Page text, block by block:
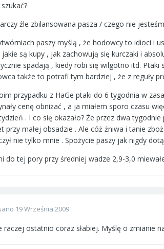
źle zbilansowana pasza / czego nie
paszy myślą , że hodowcy to idioci i
jakie są kupy , jak zachowują się kurczaki i
spadają , kiedy robi się wilgotno itd.
także to potrafi tym bardziej , że z reguły
przypadku z HaGe ptaki do 6 tygodnia w
cenę obniżać , a ja miałem sporo czasu
. I co się okazało? Że przez dwa tygodnie
przy małej obsadzie . Ale cóż żniwa i tanie
nie tylko mnie . Spożycie paszy jak nigdy
do tej pory przy średniej wadze 2,9-3,0
19 Września 2009
raczej ostatnio coraz słabiej. Myślę o zmianie